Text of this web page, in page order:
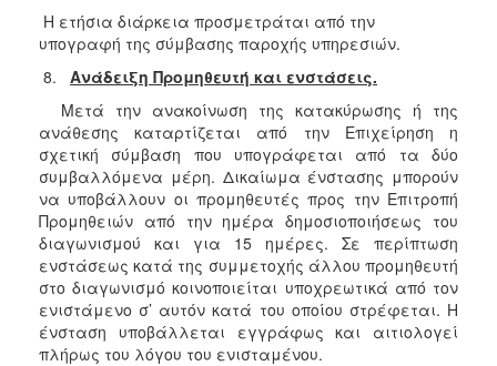
Η ετήσια διάρκεια προσμετράται από την
υπογραφή της σύμβασης παροχής υπηρεσιών.
8. Ανάδειξη Προμηθευτή και ενστάσεις.
Μετά την ανακοίνωση της κατακύρωσης ή της
ανάθεσης καταρτίζεται από την Επιχείρηση η
σχετική σύμβαση που υπογράφεται από τα δύο
συμβαλλόμενα μέρη. Δικαίωμα ένστασης μπορούν
να υποβάλλουν οι προμηθευτές προς την Επιτροπή
Προμηθειών από την ημέρα δημοσιοποιήσεως του
διαγωνισμού και για 15 ημέρες. Σε περίπτωση
ενστάσεως κατά της συμμετοχής άλλου προμηθευτή
στο διαγωνισμό κοινοποιείται υποχρεωτικά από τον
ενιστάμενο σ’ αυτόν κατά του οποίου στρέφεται. Η
ένσταση υποβάλλεται εγγράφως και αιτιολογεί
πλήρως του λόγου του ενισταμένου.